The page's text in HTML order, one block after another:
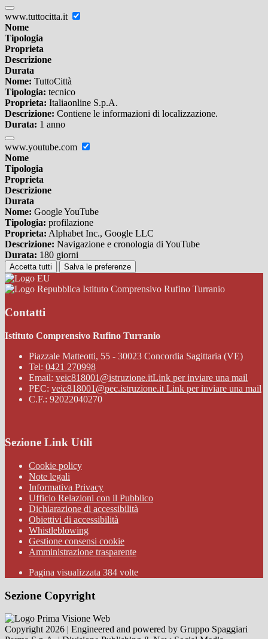
www.tuttocitta.it
Nome
Tipologia
Proprieta
Descrizione
Durata
Nome: TuttoCittà
Tipologia: tecnico
Proprieta: Italiaonline S.p.A.
Descrizione: Contiene le informazioni di localizzazione.
Durata: 1 anno
www.youtube.com
Nome
Tipologia
Proprieta
Descrizione
Durata
Nome: Google YouTube
Tipologia: profilazione
Proprieta: Alphabet Inc., Google LLC
Descrizione: Navigazione e cronologia di YouTube
Durata: 180 giorni
Accetta tutti Salva le preferenze
Istituto Comprensivo Rufino Turranio
Contatti
Istituto Comprensivo Rufino Turranio
Piazzale Matteotti, 55 - 30023 Concordia Sagittaria (VE)
Tel: 0421 270998
Email: veic818001@istruzione.itLink per inviare una mail
PEC: veic818001@pec.istruzione.it Link per inviare una mail
C.F.: 92022040270
Sezione Link Utili
Cookie policy
Note legali
Informativa Privacy
Ufficio Relazioni con il Pubblico
Dichiarazione di accessibilità
Obiettivi di accessibilità
Whistleblowing
Gestione consensi cookie
Amministrazione trasparente
Pagina visualizzata 384 volte
Sezione Copyright
Copyright 2026 | Engineered and powered by Gruppo Spaggiari